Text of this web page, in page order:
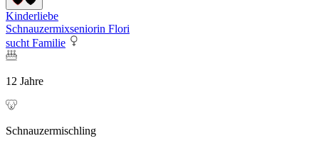
Kinderliebe
Schnauzermixseniorin Flori
sucht Familie
12 Jahre
Schnauzermischling